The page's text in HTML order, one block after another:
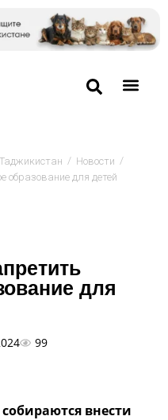
/ Новости /
образование для детей
для
99
внести